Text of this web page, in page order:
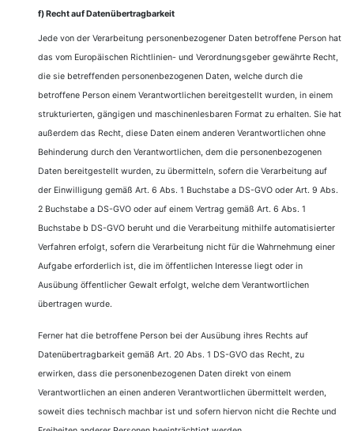
f) Recht auf Datenübertragbarkeit
Jede von der Verarbeitung personenbezogener Daten betroffene Person hat
das vom Europäischen Richtlinien- und Verordnungsgeber gewährte Recht,
die sie betreffenden personenbezogenen Daten, welche durch die
betroffene Person einem Verantwortlichen bereitgestellt wurden, in einem
strukturierten, gängigen und maschinenlesbaren Format zu erhalten. Sie hat
außerdem das Recht, diese Daten einem anderen Verantwortlichen ohne
Behinderung durch den Verantwortlichen, dem die personenbezogenen
Daten bereitgestellt wurden, zu übermitteln, sofern die Verarbeitung auf
der Einwilligung gemäß Art. 6 Abs. 1 Buchstabe a DS-GVO oder Art. 9 Abs.
2 Buchstabe a DS-GVO oder auf einem Vertrag gemäß Art. 6 Abs. 1
Buchstabe b DS-GVO beruht und die Verarbeitung mithilfe automatisierter
Verfahren erfolgt, sofern die Verarbeitung nicht für die Wahrnehmung einer
Aufgabe erforderlich ist, die im öffentlichen Interesse liegt oder in
Ausübung öffentlicher Gewalt erfolgt, welche dem Verantwortlichen
übertragen wurde.
Ferner hat die betroffene Person bei der Ausübung ihres Rechts auf
Datenübertragbarkeit gemäß Art. 20 Abs. 1 DS-GVO das Recht, zu
erwirken, dass die personenbezogenen Daten direkt von einem
Verantwortlichen an einen anderen Verantwortlichen übermittelt werden,
soweit dies technisch machbar ist und sofern hiervon nicht die Rechte und